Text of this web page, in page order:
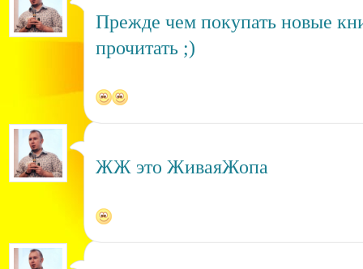
Прежде чем покупать новые
прочитать ;)
ЖЖ это ЖиваяЖопа